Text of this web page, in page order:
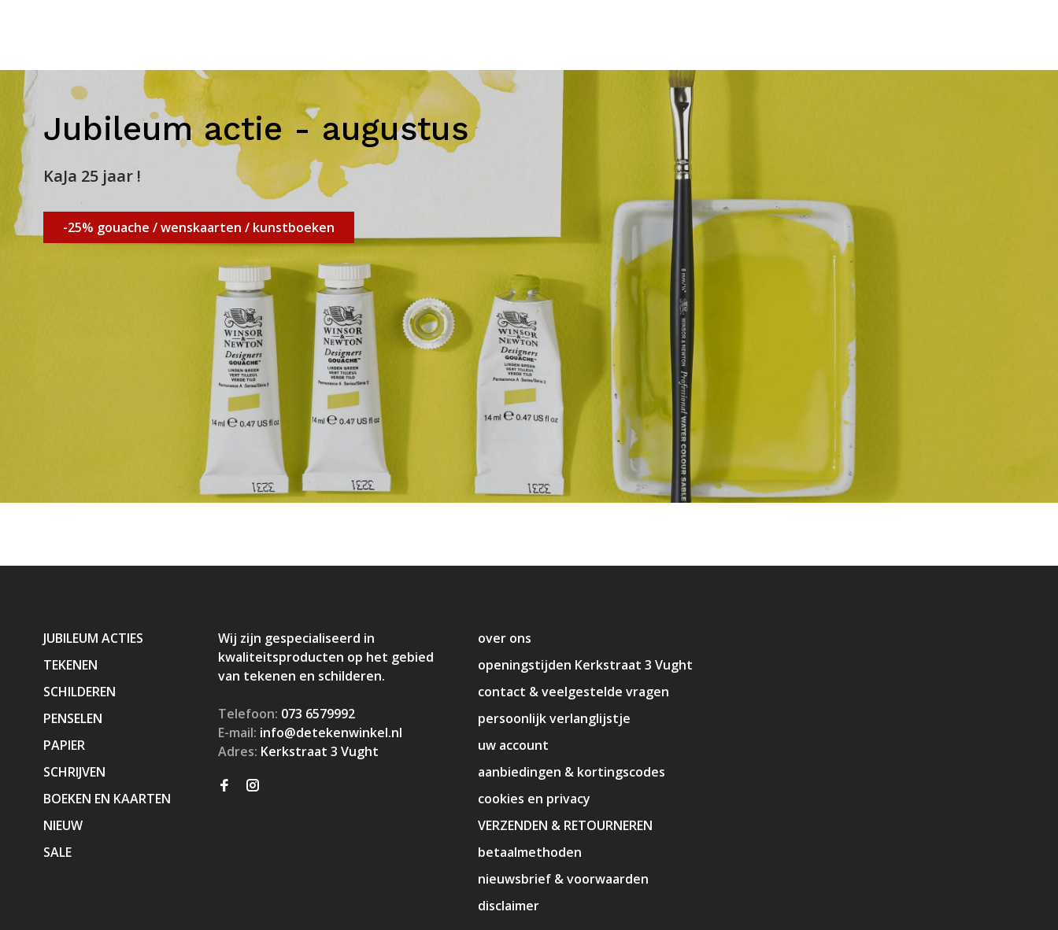
Jubileum actie - augustus
KaJa 25 jaar !
-25% gouache / wenskaarten / kunstboeken
JUBILEUM ACTIES
TEKENEN
SCHILDEREN
PENSELEN
PAPIER
SCHRIJVEN
BOEKEN EN KAARTEN
NIEUW
SALE
Wij zijn gespecialiseerd in
kwaliteitsproducten op het gebied
van tekenen en schilderen.
Telefoon: 073 6579992
E-mail: info@detekenwinkel.nl
Adres: Kerkstraat 3 Vught
over ons
openingstijden Kerkstraat 3 Vught
contact & veelgestelde vragen
persoonlijk verlanglijstje
uw account
aanbiedingen & kortingscodes
cookies en privacy
VERZENDEN & RETOURNEREN
betaalmethoden
nieuwsbrief & voorwaarden
disclaimer